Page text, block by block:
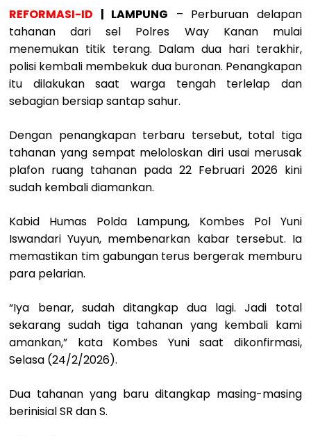
REFORMASI-ID | LAMPUNG – Perburuan delapan
tahanan dari sel Polres Way Kanan mulai
menemukan titik terang. Dalam dua hari terakhir,
polisi kembali membekuk dua buronan. Penangkapan
itu dilakukan saat warga tengah terlelap dan
sebagian bersiap santap sahur.
Dengan penangkapan terbaru tersebut, total tiga
tahanan yang sempat meloloskan diri usai merusak
plafon ruang tahanan pada 22 Februari 2026 kini
sudah kembali diamankan.
Kabid Humas Polda Lampung, Kombes Pol Yuni
Iswandari Yuyun, membenarkan kabar tersebut. Ia
memastikan tim gabungan terus bergerak memburu
para pelarian.
“Iya benar, sudah ditangkap dua lagi. Jadi total
sekarang sudah tiga tahanan yang kembali kami
amankan,” kata Kombes Yuni saat dikonfirmasi,
Selasa (24/2/2026).
Dua tahanan yang baru ditangkap masing-masing
berinisial SR dan S.